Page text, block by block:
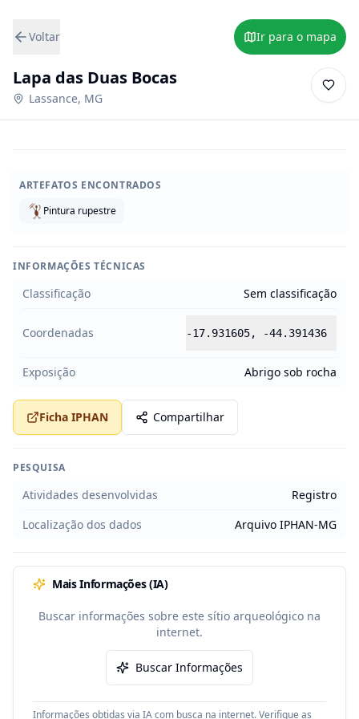
Voltar Ir para o mapa
Lapa das Duas Bocas
Lassance, MG
ARTEFATOS ENCONTRADOS
Pintura rupestre
INFORMAÇÕES TÉCNICAS
Classificação Sem classificação
Coordenadas -17.931605, -44.391436
Exposição Abrigo sob rocha
Ficha IPHAN Compartilhar
PESQUISA
Atividades desenvolvidas
Registro
Localização dos dados
Arquivo IPHAN-MG
Mais Informações (IA)
Buscar informações sobre este sítio arqueológico na
internet.
Buscar Informações
Informações obtidas via IA com busca na internet. Verifique as